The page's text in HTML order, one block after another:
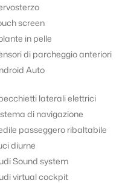
screen
in pelle
di parcheggio anteriori
Auto
laterali elettrici
di navigazione
passeggero ribaltabile
diurne
Sound system
virtual cockpit